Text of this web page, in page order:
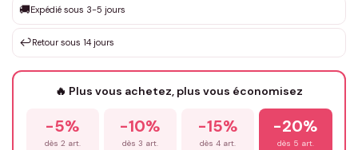
Votre texte / idée*
Prénom*
🚚Expédié sous 3-5 jours
↩️Retour sous 14 jours
🔥 Plus vous achetez, plus vous économisez
-5%
dès 2 art.
-10%
dès 3 art.
-15%
dès 4 art.
-20%
dès 5 art.